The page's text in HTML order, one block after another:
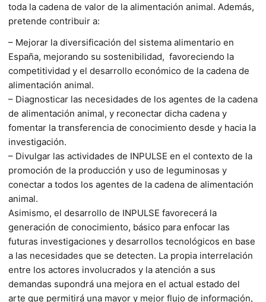
toda la cadena de valor de la alimentación animal. Además,
pretende contribuir a:
– Mejorar la diversificación del sistema alimentario en
España, mejorando su sostenibilidad, favoreciendo la
competitividad y el desarrollo económico de la cadena de
alimentación animal.
– Diagnosticar las necesidades de los agentes de la cadena
de alimentación animal, y reconectar dicha cadena y
fomentar la transferencia de conocimiento desde y hacia la
investigación.
– Divulgar las actividades de INPULSE en el contexto de la
promoción de la producción y uso de leguminosas y
conectar a todos los agentes de la cadena de alimentación
animal.
Asimismo, el desarrollo de INPULSE favorecerá la
generación de conocimiento, básico para enfocar las
futuras investigaciones y desarrollos tecnológicos en base
a las necesidades que se detecten. La propia interrelación
entre los actores involucrados y la atención a sus
demandas supondrá una mejora en el actual estado del
arte que permitirá una mayor y mejor flujo de información,